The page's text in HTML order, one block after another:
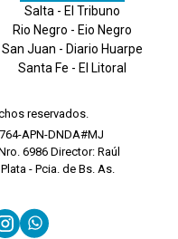
Salta - El Tribuno
Rio Negro - Eio Negro
San Juan - Diario Huarpe
Santa Fe - El Litoral
reservados.
APN-DNDA#MJ
6986 Director: Raúl
- Pcia. de Bs. As.